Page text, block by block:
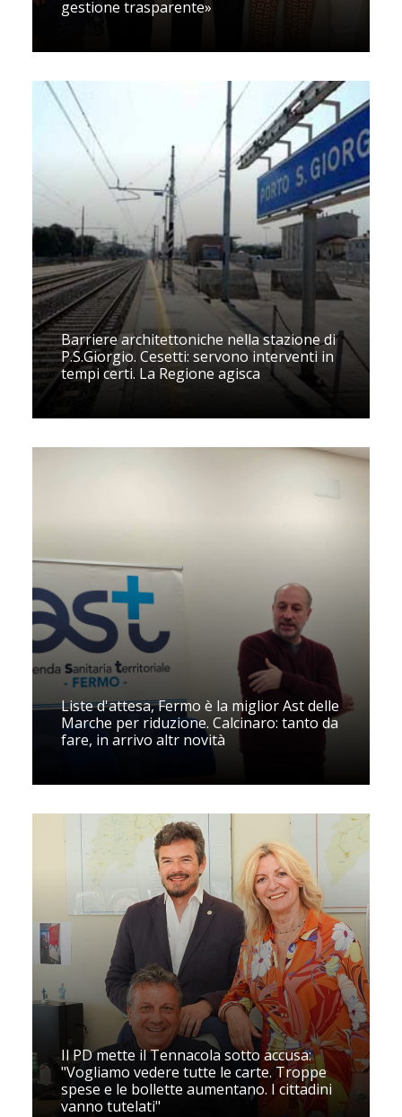
gestione trasparente»
Barriere architettoniche nella stazione di
P.S.Giorgio. Cesetti: servono interventi in
tempi certi. La Regione agisca
Liste d'attesa, Fermo è la miglior Ast delle
Marche per riduzione. Calcinaro: tanto da
fare, in arrivo altr novità
Il PD mette il Tennacola sotto accusa:
"Vogliamo vedere tutte le carte. Troppe
spese e le bollette aumentano. I cittadini
vanno tutelati"